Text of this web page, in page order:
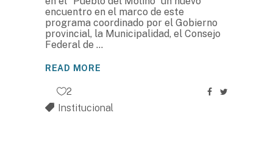
encuentro en el marco de este
programa coordinado por el Gobierno
provincial, la Municipalidad, el Consejo
Federal de
READ MORE
2
Institucional